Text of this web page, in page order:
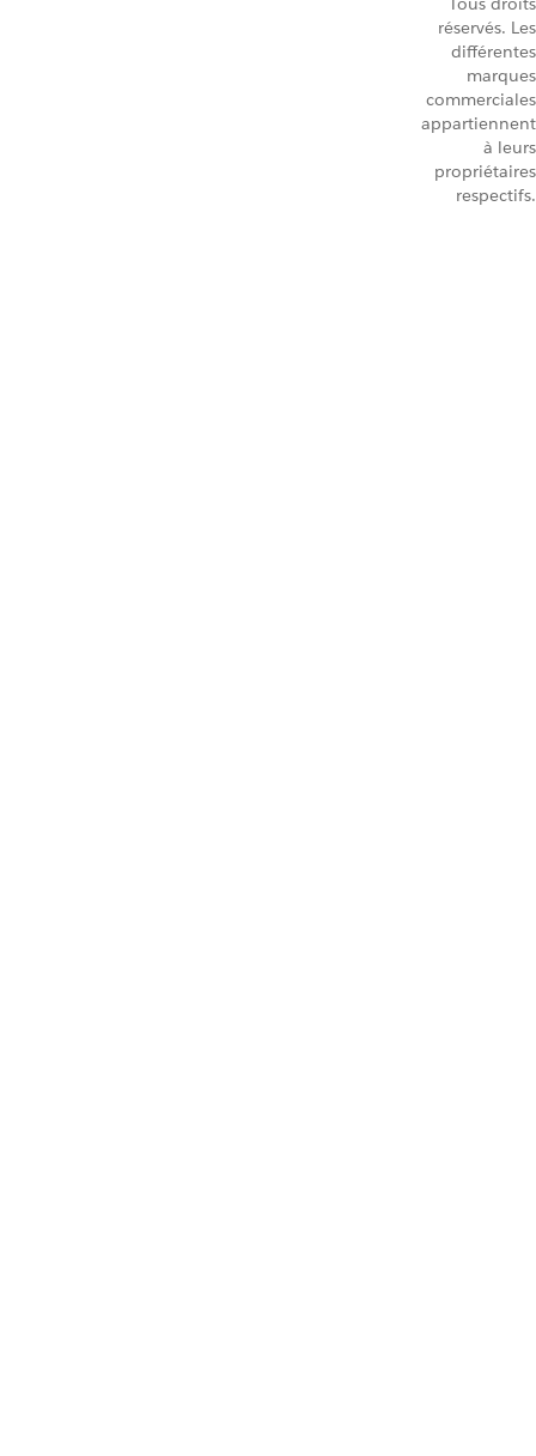
réservés. Les
différentes
marques
commerciales
appartiennent
à leurs
propriétaires
respectifs.